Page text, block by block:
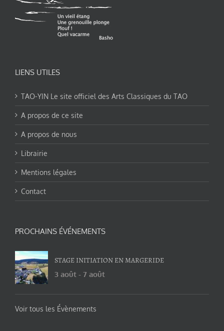
LIENS UTILES
TAO-YIN Le site officiel des Arts Classiques du TAO
A propos de ce site
A propos de nous
Librairie
Mentions légales
Contact
PROCHAINS ÉVÉNEMENTS
STAGE INITIATION EN MARGERIDE
3 août - 7 août
Voir tous les Évènements